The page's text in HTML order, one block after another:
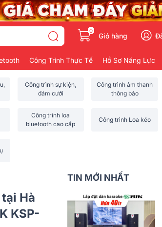
0
Giỏ hàng
Công Trình Thực Tế Hồ Sơ Năng Lực
Công trình sự kiện,
đám cưới
Công trình âm thanh
thông báo
Công trình loa
bluetooth cao cấp
Công trình Loa kéo
Hà
KSP-
TIN MỚI NHẤT